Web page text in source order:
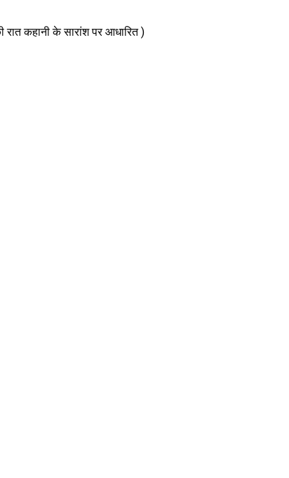
रात कहानी के सारांश पर आधारित )